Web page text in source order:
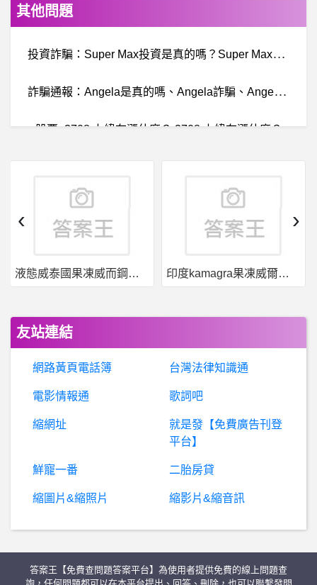
其他問題
投
資詐騙：Super Max投資是真的嗎？Super Max投資是詐騙，Super Max假投資，Super Max投資不安全，投資詐騙！
詐
騙通報：Angela是真的嗎、Angela詐騙、Angela是詐騙嗎、永續合約是真的嗎、永續合約詐騙、Angela交易所詐騙。
股票- 3708 上緯在漲什麼？ 3708 上緯在漲什麼？
股
票- 請問明天大盤會站穩1萬8000點嗎？ 請問明天大盤會站穩1萬8000點嗎？
歐洲生活- 有人可以分享義大利科西嘉島旅遊經驗?
詐
騙爆料：耀利國際彩金詐騙，耀利國際是詐騙嗎，耀利國際詐騙，被耀利國際騙的錢還拿的回來嗎？被耀利國際彩金詐騙了怎麼辦？
美
國籃球- TJ Ford有多適合現代球風 TJ Ford有多適合現代球風
棒
球- 老虎黃子鵬跟黃金潛水艇誰比較強？ 老虎黃子鵬跟黃金潛水艇誰比較強？
股票- 剩下的船票怎操作? 剩下的船票怎操作?
BaseballXXXX- 看不懂邦邦操作 看不懂邦邦操作
液態威泰國果凍威而鋼哪裡買 印度kamagra果凍威爾剛用於治療男性勃起功能障礙
‹ ›
友站連結
網路黃頁電話簿 台灣法律知識通
電影情報通 歌詞吧
縮網址
就是發【免費廣告刊登
平台】
鮮寵一番 二胎房貸
縮圖片&縮照片 縮影片&縮音訊
答案王【免費查問題答案平台】為使用者提供免費的線上問題查